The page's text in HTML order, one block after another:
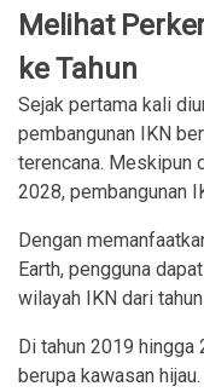
Melihat
ke Tahun
Sejak pertama kali
pembangunan IKN
terencana. Meskipun
2028, pembangunan
Dengan
Earth, pengguna
wilayah IKN dari
Di tahun 2019
berupa kawasan